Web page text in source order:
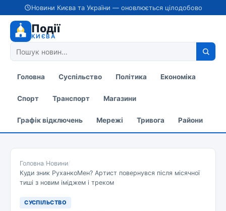
Новини Києва та України — оновлюється цілодобово
Події
КИЄВА
Головна Суспільство Політика Економіка
Спорт Транспорт Магазини
Графік відключень Мережі Тривога Райони
Головна/Новини/
Куди зник РуханкоМен? Артист повернувся після місячної
тиші з новим іміджем і треком
СУСПІЛЬСТВО